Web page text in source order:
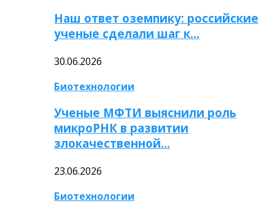
Наш ответ оземпику: российские
ученые сделали шаг к…
30.06.2026
Биотехнологии
Ученые МФТИ выяснили роль
микроРНК в развитии
злокачественной…
23.06.2026
Биотехнологии